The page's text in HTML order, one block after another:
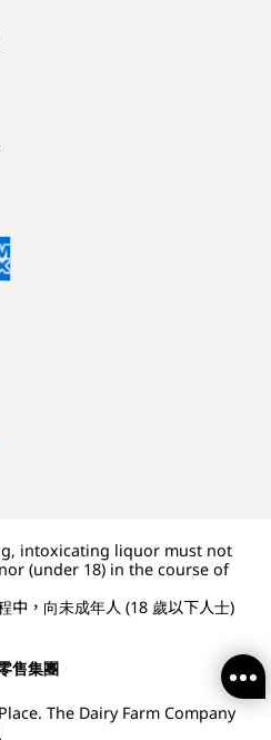
intoxicating liquor must not
(under 18) in the course of
中，向未成年人 (18 歲以下人士)
售集團
The Dairy Farm Company